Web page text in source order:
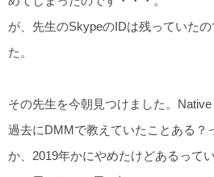
が、先生のSkypeのIDは残っていた
た。
その先生を今朝見つけました。Native
過去にDMMで教えていたことある？
か、2019年かにやめたけどあるって